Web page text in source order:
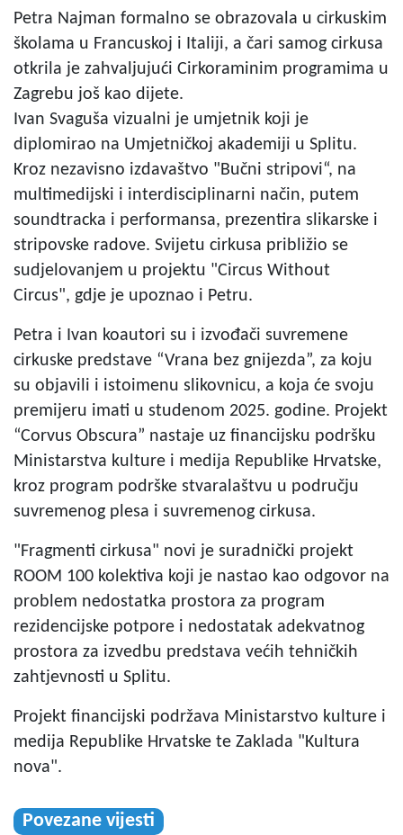
Petra Najman formalno se obrazovala u cirkuskim
školama u Francuskoj i Italiji, a čari samog cirkusa
otkrila je zahvaljujući Cirkoraminim programima u
Zagrebu još kao dijete.
Ivan Svaguša vizualni je umjetnik koji je
diplomirao na Umjetničkoj akademiji u Splitu.
Kroz nezavisno izdavaštvo "Bučni stripovi“, na
multimedijski i interdisciplinarni način, putem
soundtracka i performansa, prezentira slikarske i
stripovske radove. Svijetu cirkusa približio se
sudjelovanjem u projektu "Circus Without
Circus", gdje je upoznao i Petru.
Petra i Ivan koautori su i izvođači suvremene
cirkuske predstave “Vrana bez gnijezda”, za koju
su objavili i istoimenu slikovnicu, a koja će svoju
premijeru imati u studenom 2025. godine. Projekt
“Corvus Obscura” nastaje uz financijsku podršku
Ministarstva kulture i medija Republike Hrvatske,
kroz program podrške stvaralaštvu u području
suvremenog plesa i suvremenog cirkusa.
"Fragmenti cirkusa" novi je suradnički projekt
ROOM 100 kolektiva koji je nastao kao odgovor na
problem nedostatka prostora za program
rezidencijske potpore i nedostatak adekvatnog
prostora za izvedbu predstava većih tehničkih
zahtjevnosti u Splitu.
Projekt financijski podržava Ministarstvo kulture i
medija Republike Hrvatske te Zaklada "Kultura
nova".
Povezane vijesti